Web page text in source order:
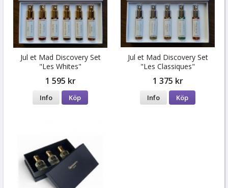
Jul et Mad Discovery Set
"Les Whites"
1 595 kr
Info Köp
Jul et Mad Discovery Set
"Les Classiques"
1 375 kr
Info Köp